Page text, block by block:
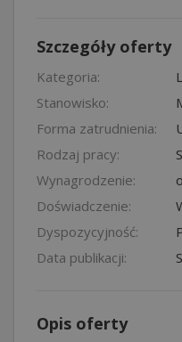
Szczegóły oferty
Kategoria:
Stanowisko:
Forma zatrudnienia:
Rodzaj pracy:
Wynagrodzenie:
Doświadczenie:
Dyspozycyjność:
Data publikacji:
Opis oferty